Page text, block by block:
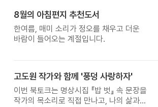
황금변 캠프
8월의 아침편지 추천도서
한여름, 매미 소리가 정오를 채우고 더운
바람이 들어오는 계절입니다.
고도원 작가와 함께 '풍덩 사랑하자'
이번 북토크는 명상시집 『밥 벗』 속 문장을
작가의 목소리로 직접 만나고, 나의 삶과